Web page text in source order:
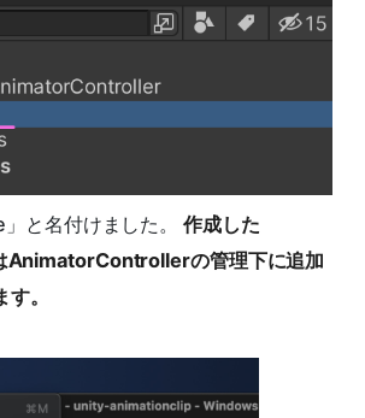
と名付けました。作成した
の管理下に追加
。